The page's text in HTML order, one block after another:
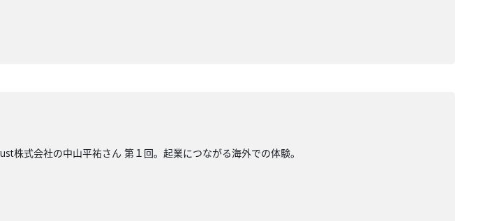
株式会社の中山平祐さん 第１回。起業につながる海外での体験。